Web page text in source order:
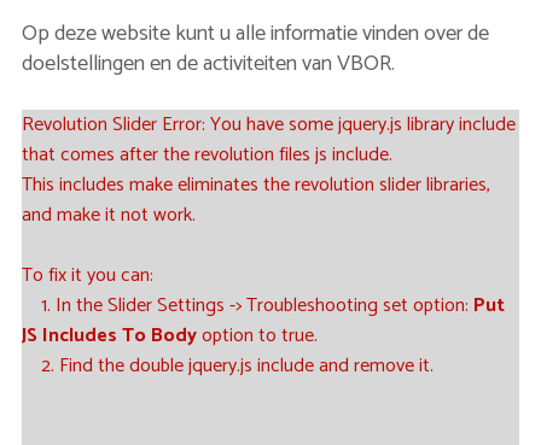
Op deze website kunt u alle informatie vinden over de
doelstellingen en de activiteiten van VBOR.
Revolution Slider Error: You have some jquery.js library include
that comes after the revolution files js include.
This includes make eliminates the revolution slider libraries,
and make it not work.
To fix it you can:
1. In the Slider Settings -> Troubleshooting set option: Put
JS Includes To Bodyoption to true.
2. Find the double jquery.js include and remove it.